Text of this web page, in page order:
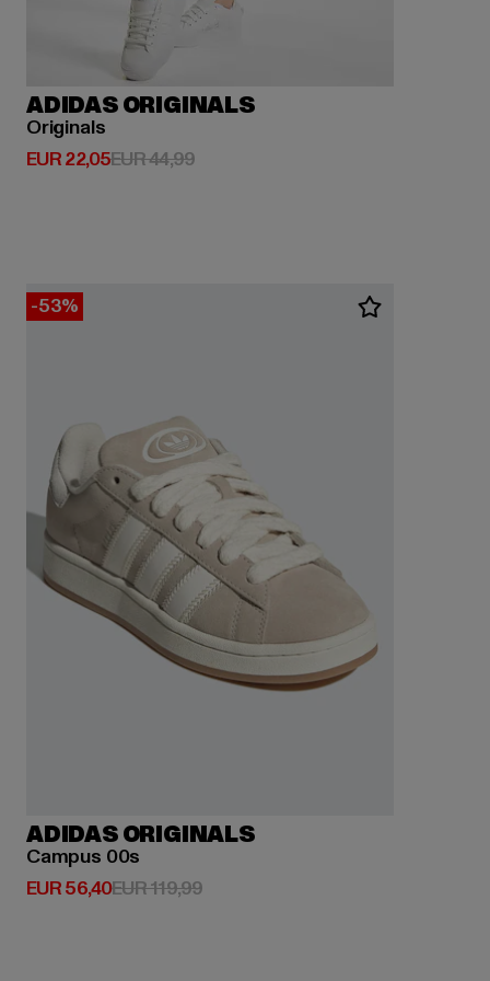
ADIDAS ORIGINALS
Originals
EUR 22,05
Derzeitiger Preis: EUR 22,05
EUR 44,99Aktionspreis: EUR 44,99
-53%
ADIDAS ORIGINALS
Campus 00s
EUR 56,40
Derzeitiger Preis: EUR 56,40
EUR 119,99Aktionspreis: EUR 119,99